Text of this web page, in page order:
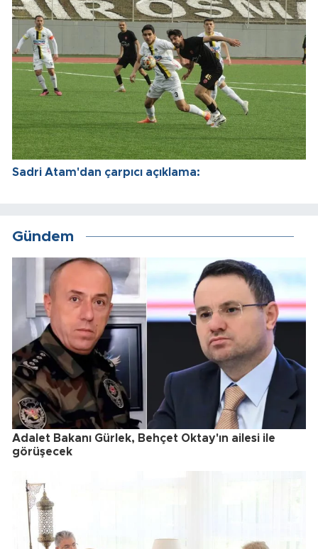
Sadri Atam'dan çarpıcı açıklama:
Gündem
Adalet Bakanı Gürlek, Behçet Oktay'ın ailesi ile
görüşecek